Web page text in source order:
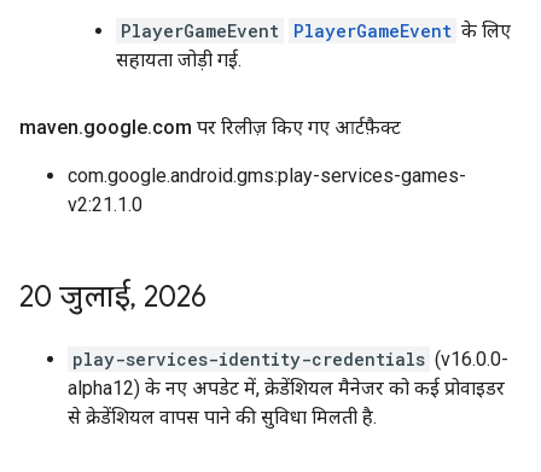
PlayerGameEvent
PlayerGameEvent के लिए
सहायता जोड़ी गई.
maven.google.com पर रिलीज़ किए गए आर्टफ़ैक्ट
com.google.android.gms:play-services-games-
v2:21.1.0
20 जुलाई, 2026
play-services-identity-credentials (v16.0.0-
alpha12) के नए अपडेट में, क्रेडेंशियल मैनेजर को कई प्रोवाइडर
से क्रेडेंशियल वापस पाने की सुविधा मिलती है.